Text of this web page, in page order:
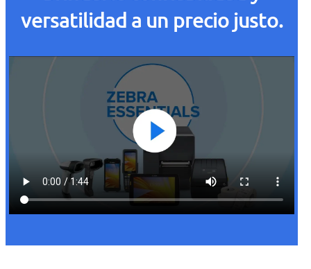
versatilidad a un precio justo.